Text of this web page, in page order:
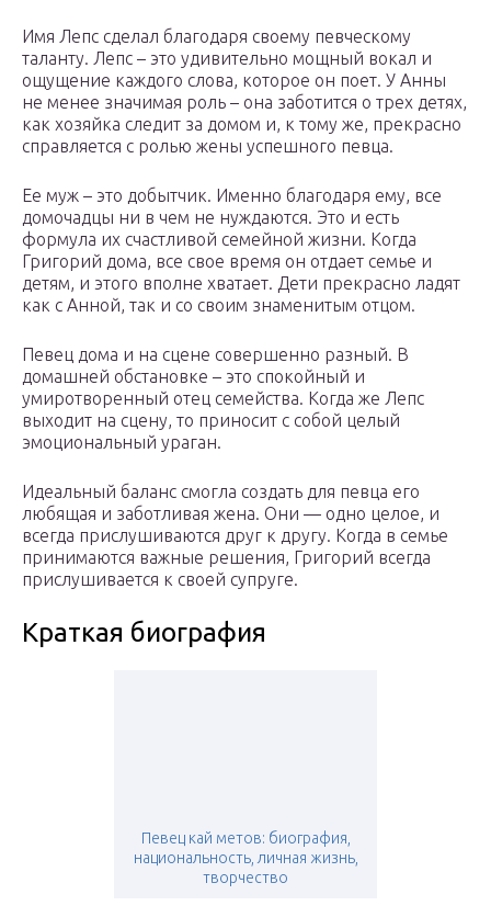
Имя Лепс сделал благодаря своему певческому
таланту. Лепс – это удивительно мощный вокал и
ощущение каждого слова, которое он поет. У Анны
не менее значимая роль – она заботится о трех детях,
как хозяйка следит за домом и, к тому же, прекрасно
справляется с ролью жены успешного певца.
Ее муж – это добытчик. Именно благодаря ему, все
домочадцы ни в чем не нуждаются. Это и есть
формула их счастливой семейной жизни. Когда
Григорий дома, все свое время он отдает семье и
детям, и этого вполне хватает. Дети прекрасно ладят
как с Анной, так и со своим знаменитым отцом.
Певец дома и на сцене совершенно разный. В
домашней обстановке – это спокойный и
умиротворенный отец семейства. Когда же Лепс
выходит на сцену, то приносит с собой целый
эмоциональный ураган.
Идеальный баланс смогла создать для певца его
любящая и заботливая жена. Они — одно целое, и
всегда прислушиваются друг к другу. Когда в семье
принимаются важные решения, Григорий всегда
прислушивается к своей супруге.
Краткая биография
Певец кай метов: биография,
национальность, личная жизнь,
творчество